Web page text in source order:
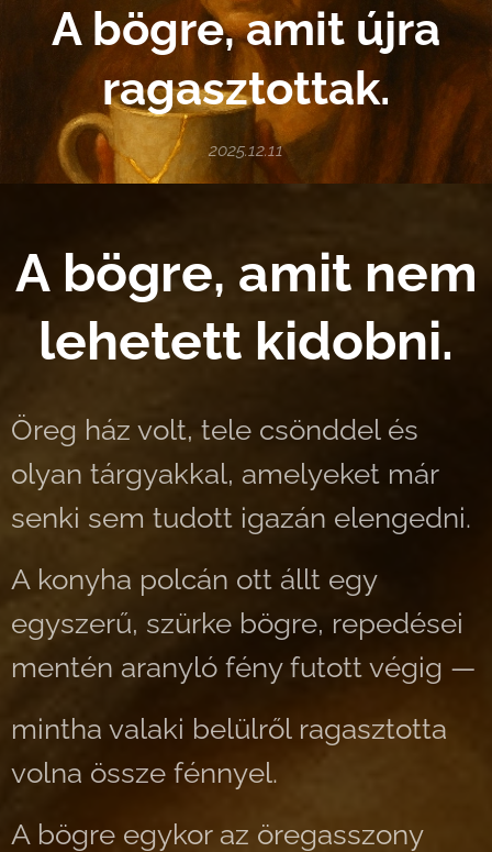
A bögre, amit újra
ragasztottak.
2025.12.11
A bögre, amit nem
lehetett kidobni.
Öreg ház volt, tele csönddel és
olyan tárgyakkal, amelyeket már
senki sem tudott igazán elengedni.
A konyha polcán ott állt egy
egyszerű, szürke bögre, repedései
mentén aranyló fény futott végig —
mintha valaki belülről ragasztotta
volna össze fénnyel.
A bögre egykor az öregasszony